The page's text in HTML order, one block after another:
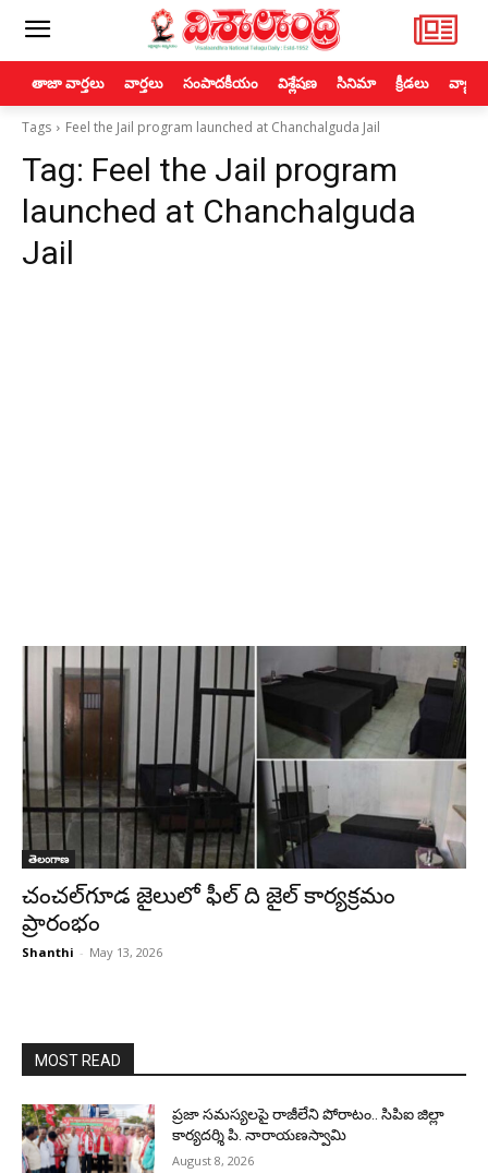
తాజా వార్తలు వార్తలు సంపాదకీయం విశ్లేషణ సినిమా క్రీడలు
Tags Feel the Jail program launched at Chanchalguda Jail
Tag: Feel the Jail program
launched at Chanchalguda
Jail
తెలంగాణ
చంచల్‌గూడ జైలులో ఫీల్ ది జైల్ కార్యక్రమం
ప్రారంభం
Shanthi - May 13, 2026
MOST READ
ప్రజా సమస్యలపై రాజీలేని పోరాటం.. సిపిఐ జిల్లా
కార్యదర్శి పి. నారాయణస్వామి
August 8, 2026